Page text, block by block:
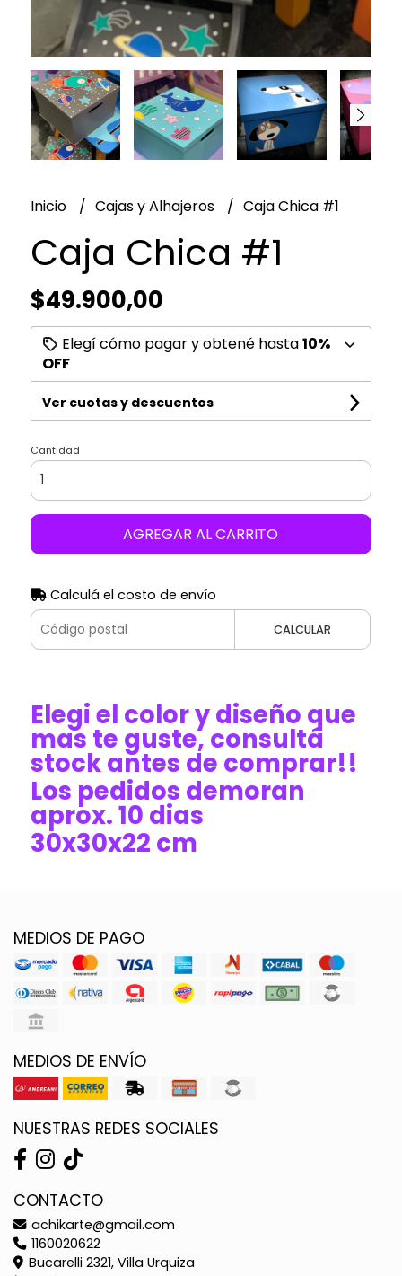
Inicio Cajas y Alhajeros Caja Chica #1
Caja Chica #1
$49.900,00
Elegí cómo pagar y obtené hasta10%
OFF
Ver cuotas y descuentos
Cantidad
AGREGAR AL CARRITO
Calculá el costo de envío
CALCULAR
Elegi el color y diseño que
mas te guste, consultá
stock antes de comprar!!
Los pedidos demoran
aprox. 10 dias
30x30x22 cm
MEDIOS DE PAGO
MEDIOS DE ENVÍO
NUESTRAS REDES SOCIALES
CONTACTO
achikarte@gmail.com
1160020622
Bucarelli 2321, Villa Urquiza